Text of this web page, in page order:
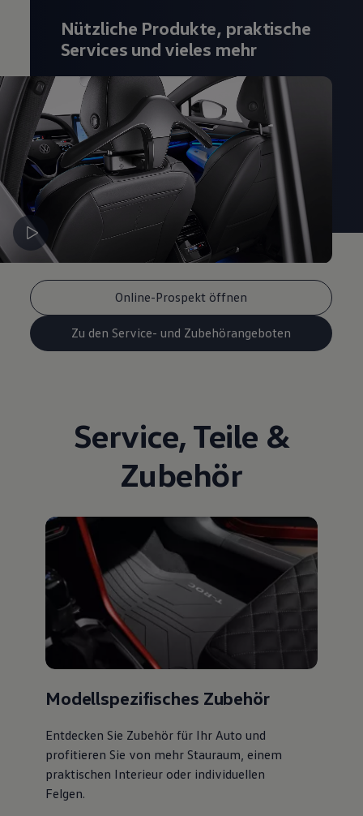
Lifestyle
Transport
Familie
Elektromobilität
Volkswagen R
Pannen- und Unfallhilfe
Volkswagen Kundenbetreuung
Online-Prospekt öffnen
Zu den Service- und Zubehörangeboten
Nützliche Produkte, praktische
Services und vieles mehr
Service, Teile &
Zubehör
Modellspezifisches Zubehör
Entdecken Sie Zubehör für Ihr Auto und
profitieren Sie von mehr Stauraum, einem
praktischen Interieur oder individuellen
Felgen.